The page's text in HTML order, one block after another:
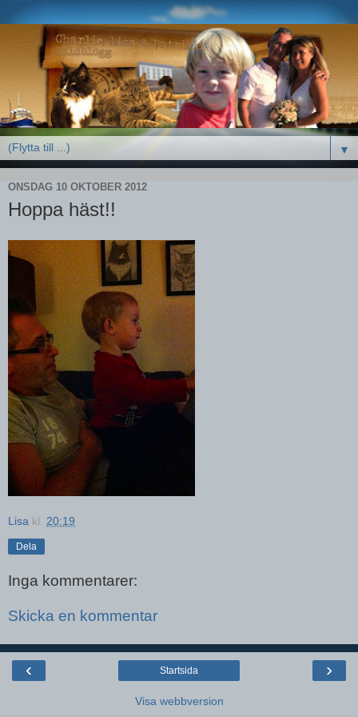
▼
ONSDAG 10 OKTOBER 2012
Hoppa häst!!
Lisa kl. 20:19
Dela
Inga kommentarer:
Skicka en kommentar
‹ ›
Startsida
Visa webbversion